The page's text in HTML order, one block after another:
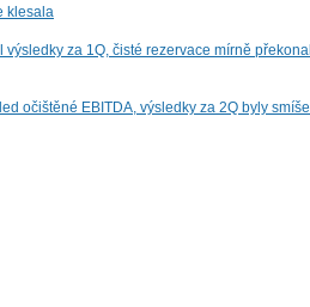
klesala
výsledky za 1Q, čisté rezervace mírně
očištěné EBITDA, výsledky za 2Q byly